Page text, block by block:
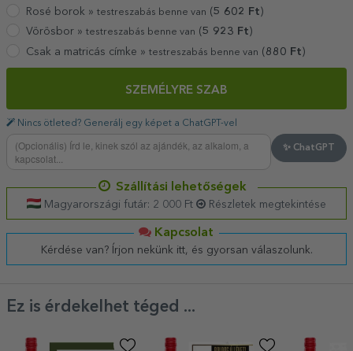
Rosé borok » testreszabás benne van (5 602 Ft)
Vörösbor » testreszabás benne van (5 923 Ft )
Csak a matricás címke » testreszabás benne van ( 880 Ft )
SZEMÉLYRE SZAB
Nincs ötleted? Generálj egy képet a ChatGPT-vel
✨ ChatGPT
Szállítási lehetőségek
Magyarországi futár: 2 000 Ft Részletek megtekintése
Kapcsolat
Kérdése van? Írjon nekünk itt, és gyorsan válaszolunk.
Ez is érdekelhet téged ...